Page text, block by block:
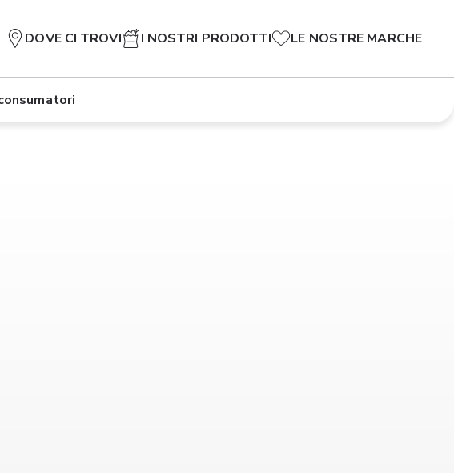
DOVE CI TROVI I NOSTRI PRODOTTI LE NOSTRE MARCHE